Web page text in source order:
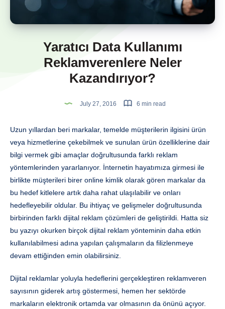
Yaratıcı Data Kullanımı
Reklamverenlere Neler
Kazandırıyor?
July 27, 2016 6 min read
Uzun yıllardan beri markalar, temelde müşterilerin ilgisini ürün
veya hizmetlerine çekebilmek ve sunulan ürün özelliklerine dair
bilgi vermek gibi amaçlar doğrultusunda farklı reklam
yöntemlerinden yararlanıyor. İnternetin hayatımıza girmesi ile
birlikte müşterileri birer online kimlik olarak gören markalar da
bu hedef kitlelere artık daha rahat ulaşılabilir ve onları
hedefleyebilir oldular. Bu ihtiyaç ve gelişmeler doğrultusunda
birbirinden farklı dijital reklam çözümleri de geliştirildi. Hatta siz
bu yazıyı okurken birçok dijital reklam yönteminin daha etkin
kullanılabilmesi adına yapılan çalışmaların da filizlenmeye
devam ettiğinden emin olabilirsiniz.
Dijital reklamlar yoluyla hedeflerini gerçekleştiren reklamveren
sayısının giderek artış göstermesi, hemen her sektörde
markaların elektronik ortamda var olmasının da önünü açıyor.